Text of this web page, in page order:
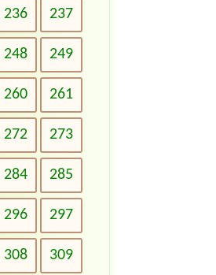
236 237
248 249
260 261
272 273
284 285
296 297
308 309